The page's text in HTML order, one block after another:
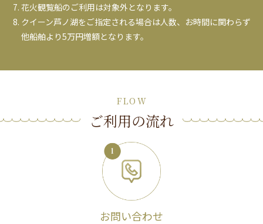
花火観覧船のご利用は対象外となります。
クイーン芦ノ湖をご指定される場合は人数、お時間に関わらず
他船舶より5万円増額となります。
FLOW
ご利用の流れ
お問い合わせ